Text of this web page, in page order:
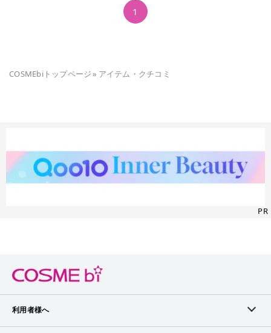
1
COSMEbiトップページ» アイテム・クチコミ
PR
利用者様へ